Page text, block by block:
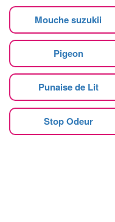
Mouche suzukii
Pigeon
Punaise de Lit
Stop Odeur